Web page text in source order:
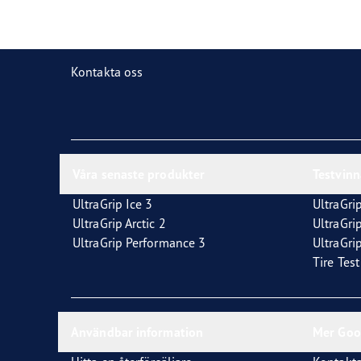
Kontakta oss
UltraGrip Ice 3
UltraGrip Arctic 2
UltraGrip Performance 3
Tire